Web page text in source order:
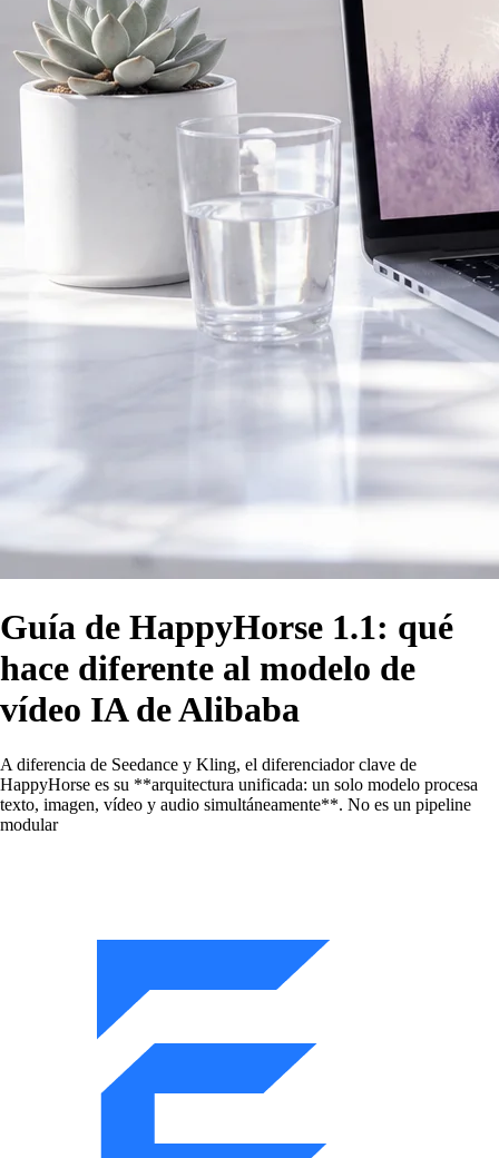
Guía de HappyHorse 1.1: qué
hace diferente al modelo de
vídeo IA de Alibaba
A diferencia de Seedance y Kling, el diferenciador clave de
HappyHorse es su **arquitectura unificada: un solo modelo procesa
texto, imagen, vídeo y audio simultáneamente**. No es un pipeline
modular